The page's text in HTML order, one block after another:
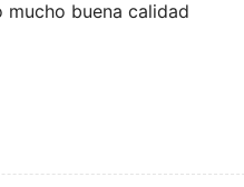
mucho buena calidad